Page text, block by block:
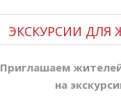
ЭКСКУРСИИ ДЛЯ
Приглашаем
на